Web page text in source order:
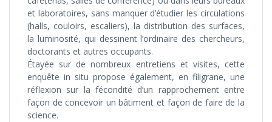
et laboratoires, sans manquer d’étudier les circulations
(halls, couloirs, escaliers), la distribution des surfaces,
la luminosité, qui dessinent l’ordinaire des chercheurs,
doctorants et autres occupants.
Étayée sur de nombreux entretiens et visites, cette
enquête in situ propose également, en filigrane, une
réflexion sur la fécondité d’un rapprochement entre
façon de concevoir un bâtiment et façon de faire de la
science.